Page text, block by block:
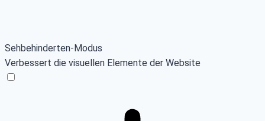
Sehbehinderten-Modus
Verbessert die visuellen Elemente der Website